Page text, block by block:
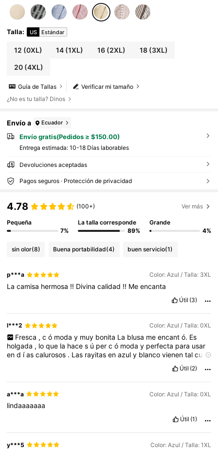
Talla: US Estándar
12 (0XL) 14 (1XL) 16(2XL) 18(3XL)
20(4XL)
Verificar mi tamaño
Guía de Tallas
¿No es tu talla? Dinos
Envío a Ecuador
Envío gratis(Pedidos ≥ $150.00)
Entrega estimada: 10-18 Días laborables
Devoluciones aceptadas
Pagos seguros · Protección de privacidad
4.78 (100+) Ver más
Pequeña
7%
La talla corresponde
89%
Grande
4%
sin olor(8) Buena portabilidad(4) buen servicio(1)
p***a Color: Azul / Talla: 3XL
Lacamisa hermosa !! Divinacalidad !! Meencanta
Útil (3)
l***2 Color: Azul / Talla: 0XL
Fresca , c ó moda y muy bonita La blusa me encant ó. Es
holgada , loque la haces ú percó moday perfecta para usar
end íascalurosos . Las rayitasenazuly blancovienentalcual
transparente
jeansoshorts.
Fueunaexcelentecompra.
Útil (2)
a***a Color: Azul / Talla: 0XL
lindaaaaaaa
Útil (1)
y***5 Color: Azul / Talla: 1XL